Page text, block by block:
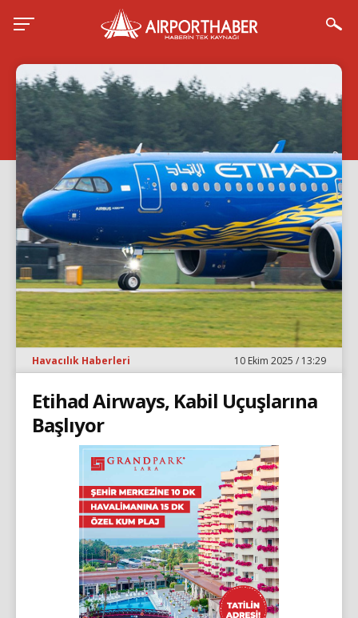
Havacılık Haberleri 10 Ekim 2025 / 13:29
Etihad Airways, Kabil Uçuşlarına
Başlıyor